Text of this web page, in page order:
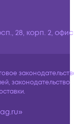
28, корп. 2,
законодательство